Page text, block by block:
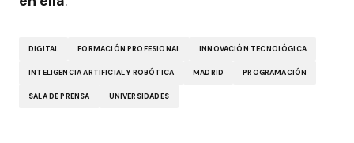
DIGITAL FORMACIÓN PROFESIONAL INNOVACIÓN TECNOLÓGICA
INTELIGENCIA ARTIFICIAL Y ROBÓTICA MADRID PROGRAMACIÓN
SALA DE PRENSA UNIVERSIDADES